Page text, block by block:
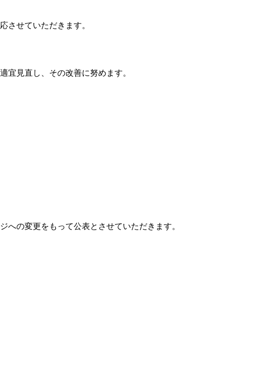
させていただきます。
宜見直し、その改善に努めます。
の変更をもって公表とさせていただきます。